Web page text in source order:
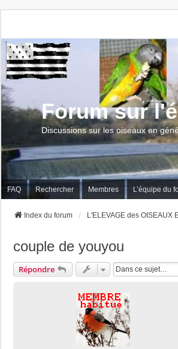
Forum sur
Discussions sur les oiseaux en
FAQ Rechercher Membres L’équipe du
Index du forum L'ELEVAGE des OISEAUX
couple de youyou
Répondre